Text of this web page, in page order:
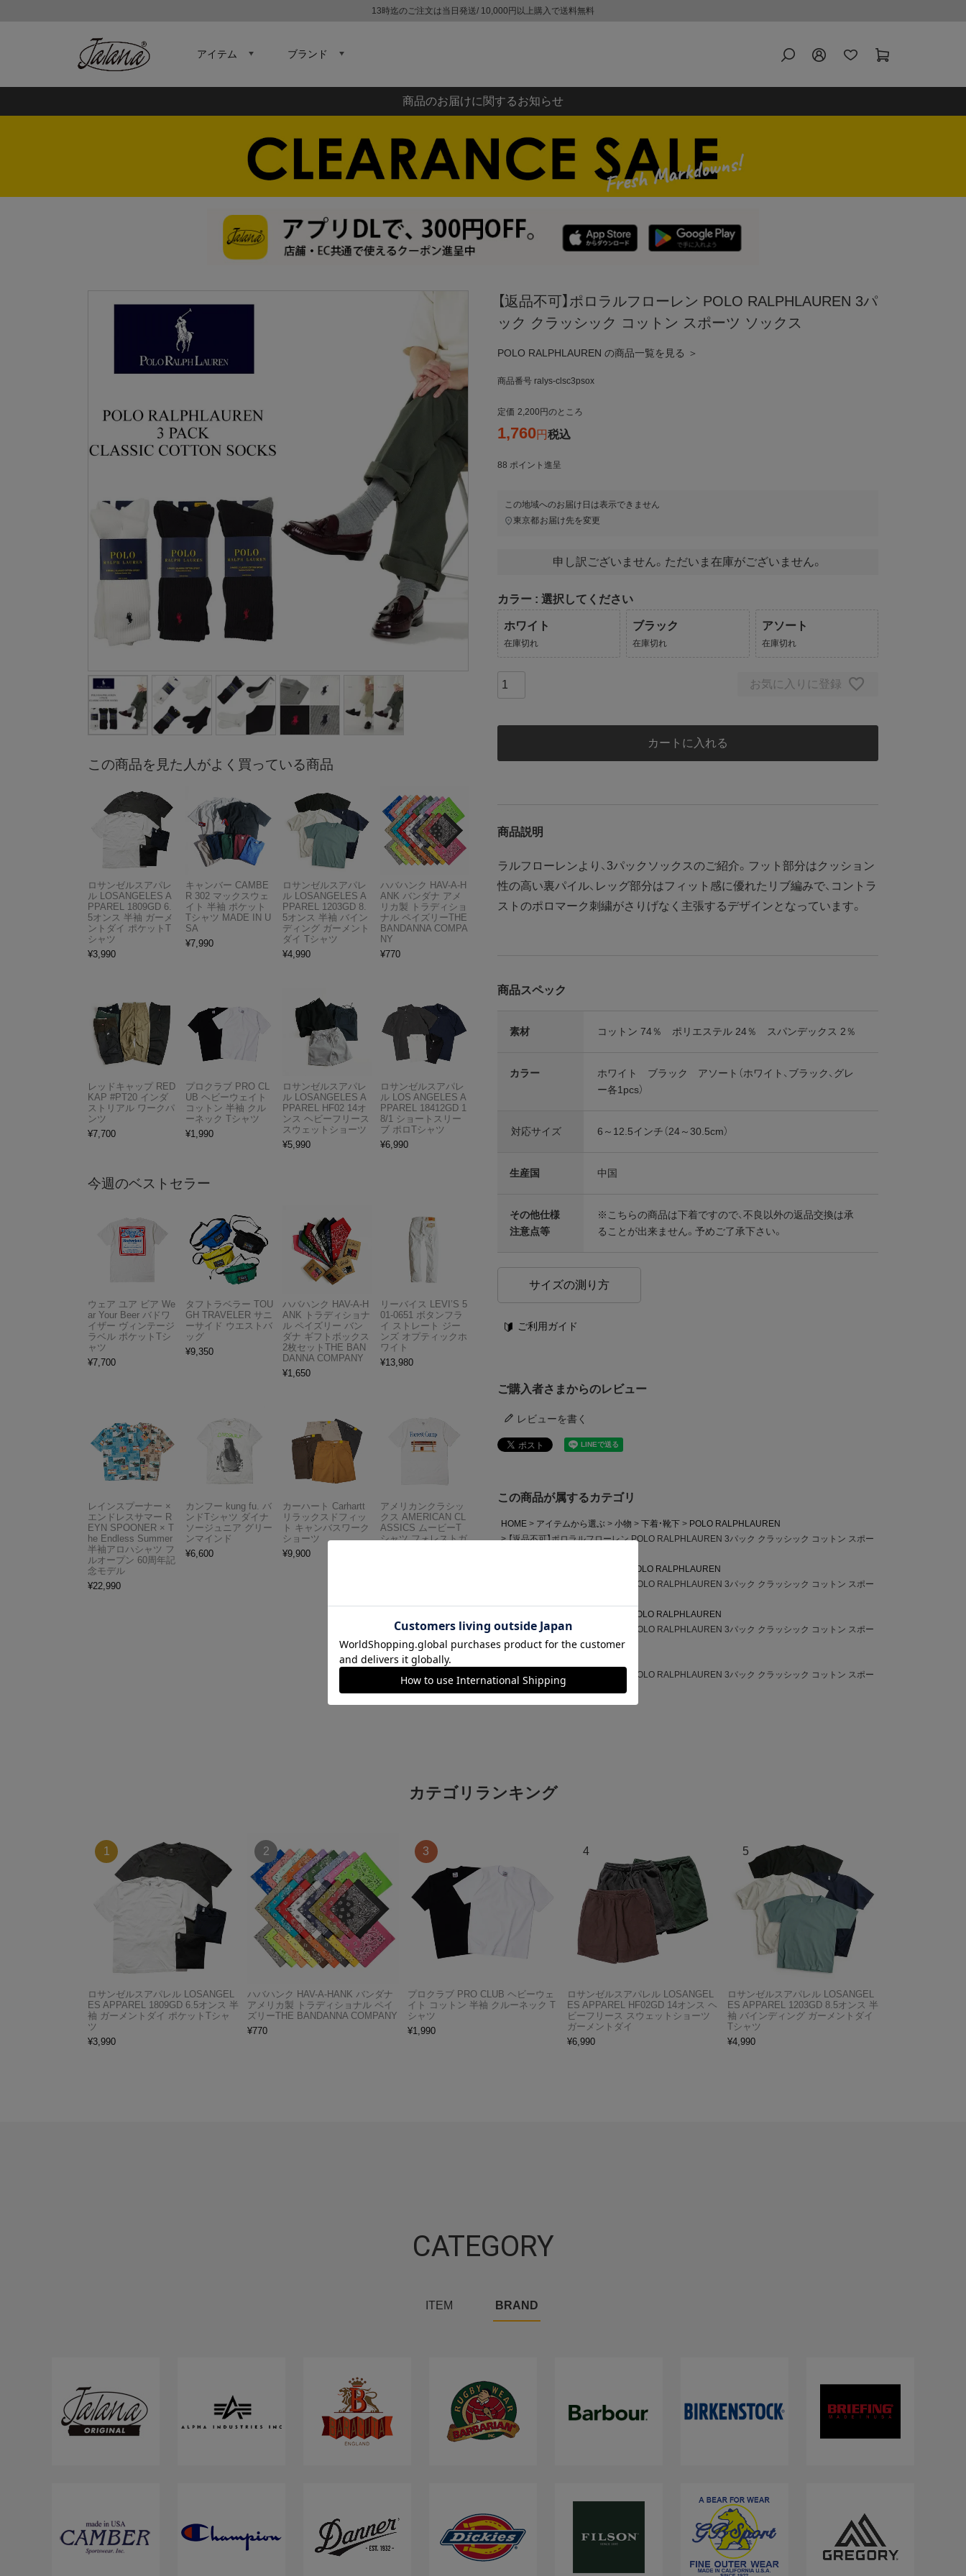
13時迄のご注文は当日発送/ 10,000円以上購入で送料無料
アイテム ブランド
商品のお届けに関するお知らせ
【返品不可】ポロラルフローレン POLO RALPHLAUREN 3パ
ック クラッシック コットン スポーツ ソックス
POLO RALPHLAUREN の商品一覧を見る ＞
商品番号 ralys-clsc3psox
定価 2,200 のところ
1,760 税込
88 ポイント進呈
この地域へのお届け日は表示できません
東京都お届け先を変更
申し訳ございません。ただいま在庫がございません。
カラー 選択してください
ホワイト
在庫切れ
ブラック
在庫切れ
アソート
在庫切れ
お気に入りに登録
カートに入れる
商品説明
ラルフローレンより、3パックソックスのご紹介。フット部分はクッション
性の高い裏パイル、レッグ部分はフィット感に優れたリブ編みで、コントラ
ストのポロマーク刺繍がさりげなく主張するデザインとなっています。
商品スペック
素材 コットン 74％ ポリエステル 24％ スパンデックス 2％
カラー
ホワイト ブラック アソート（ホワイト、ブラック、グレ
ー各1pcs）
対応サイズ 6～12.5インチ（24～30.5cm）
生産国 中国
その他仕様
注意点等
※こちらの商品は下着ですので、不良以外の返品交換は承
ることが出来ません。予めご了承下さい。
サイズの測り方
ご利用ガイド
ご購入者さまからのレビュー
レビューを書く
この商品が属するカテゴリ
HOME アイテムから選ぶ 小物 下着・靴下
POLO RALPHLAUREN
【返品不可】ポロラルフローレン POLO RALPHLAUREN 3パック クラッシック コットン スポー
POLO RALPHLAUREN
【返品不可】ポロラルフローレン POLO RALPHLAUREN 3パック クラッシック コットン スポー
POLO RALPHLAUREN
【返品不可】ポロラルフローレン POLO RALPHLAUREN 3パック クラッシック コットン スポー
ツ ソックス
【返品不可】ポロラルフローレン POLO RALPHLAUREN 3パック クラッシック コットン スポー
ツ ソックス
この商品を見た人がよく買っている商品
ロサンゼルスアパレ
ル LOSANGELES A
PPAREL 1809GD 6.
5オンス 半袖 ガーメ
ントダイ ポケットT
シャツ
¥3,990
キャンバー CAMBE
R 302 マックスウェ
イト 半袖 ポケット
Tシャツ MADE IN U
SA
¥7,990
ロサンゼルスアパレ
ル LOSANGELES A
PPAREL 1203GD 8.
5オンス 半袖 バイン
ディング ガーメント
ダイ Tシャツ
¥4,990
ハバハンク HAV-A-H
ANK バンダナ アメ
リカ製 トラディショ
ナル ペイズリーTHE
BANDANNA COMPA
NY
¥770
レッドキャップ RED
KAP #PT20 インダ
ストリアル ワークパ
ンツ
¥7,700
プロクラブ PRO CL
UB ヘビーウェイト
コットン 半袖 クル
ーネック Tシャツ
¥1,990
ロサンゼルスアパレ
ル LOSANGELES A
PPAREL HF02 14オ
ンス ヘビーフリース
スウェットショーツ
¥5,990
ロサンゼルスアパレ
ル LOS ANGELES A
PPAREL 18412GD 1
8/1 ショートスリー
ブ ポロTシャツ
¥6,990
今週のベストセラー
ウェア ユア ビア We
ar Your Beer バドワ
イザー ヴィンテージ
ラベル ポケットTシ
ャツ
¥7,700
タフトラベラー TOU
GH TRAVELER サニ
ーサイド ウエストバ
ッグ
¥9,350
ハバハンク HAV-A-H
ANK トラディショナ
ル ペイズリー バン
ダナ ギフトボックス
2枚セットTHE BAN
DANNA COMPANY
¥1,650
リーバイス LEVI’S 5
01-0651 ボタンフラ
イ ストレート ジー
ンズ オプティックホ
ワイト
¥13,980
レインスプーナー ×
エンドレスサマー R
EYN SPOONER × T
he Endless Summer
半袖アロハシャツ フ
ルオープン 60周年記
念モデル
¥22,990
カンフー kung fu. バ
ンドTシャツ ダイナ
ソージュニア グリー
ンマインド
¥6,600
カーハート Carhartt
リラックスドフィッ
ト キャンバスワーク
ショーツ
¥9,900
アメリカンクラシッ
クス AMERICAN CL
ASSICS ムービーT
シャツ フォレストガ
カテゴリランキング
ロサンゼルスアパレル LOSANGEL
ES APPAREL 1809GD 6.5オンス 半
袖 ガーメントダイ ポケットTシャ
ツ
¥3,990
ハバハンク HAV-A-HANK バンダナ
アメリカ製 トラディショナル ペイ
ズリーTHE BANDANNA COMPANY
¥770
プロクラブ PRO CLUB ヘビーウェ
イト コットン 半袖 クルーネック T
シャツ
¥1,990
ロサンゼルスアパレル LOSANGEL
ES APPAREL HF02GD 14オンス ヘ
ビーフリース スウェットショーツ
ガーメントダイ
¥6,990
ロサンゼルスアパレル LOSANGEL
ES APPAREL 1203GD 8.5オンス 半
袖 バインディング ガーメントダイ
Tシャツ
¥4,990
CATEGORY
ITEM BRAND